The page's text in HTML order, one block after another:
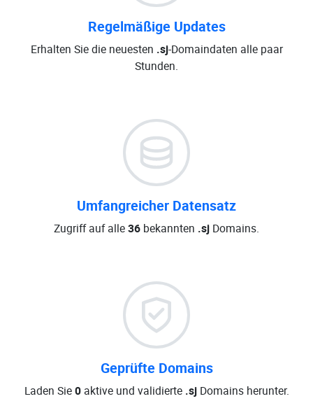
Regelmäßige Updates
Erhalten Sie die neuesten .sj-Domaindaten alle paar
Stunden.
Umfangreicher Datensatz
Zugriff auf alle36 bekannten .sj Domains.
Geprüfte Domains
Laden Sie0aktive und validierte .sjDomains herunter.